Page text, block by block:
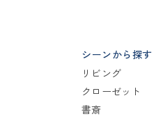
シーンから探す
リビング
クローゼット
書斎